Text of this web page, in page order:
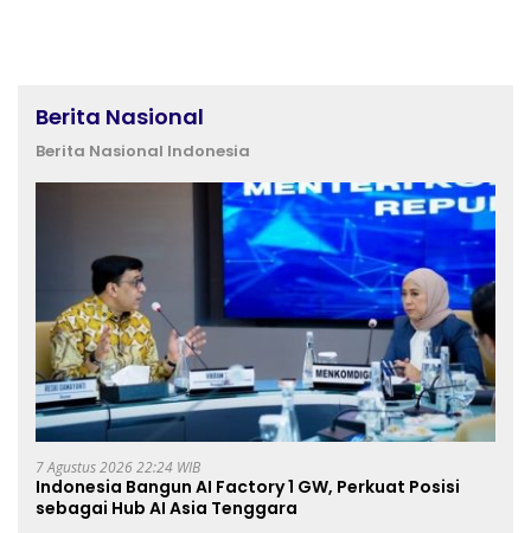
Berita Nasional
Berita Nasional Indonesia
7 Agustus 2026 22:24 WIB
Indonesia Bangun AI Factory 1 GW, Perkuat Posisi
sebagai Hub AI Asia Tenggara